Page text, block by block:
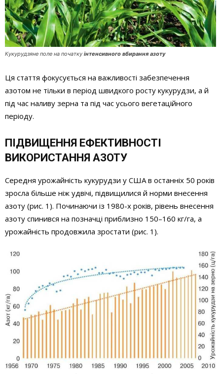
Кукурудзяне поле на початку інтенсивного вбирання азоту
Ця стаття фокусується на важливості забезпечення
азотом не тільки в період швидкого росту кукурудзи, а й
під час наливу зерна та під час усього вегетаційного
періоду.
ПІДВИЩЕННЯ ЕФЕКТИВНОСТІ
ВИКОРИСТАННЯ АЗОТУ
Середня урожайність кукурудзи у США в останніх 50 років
зросла більше ніж удвічі, підвищилися й норми внесення
азоту (рис. 1). Починаючи із 1980-х років, рівень внесення
азоту спинився на позначці приблизно 150–160 кг/га, а
урожайність продовжила зростати (рис. 1).